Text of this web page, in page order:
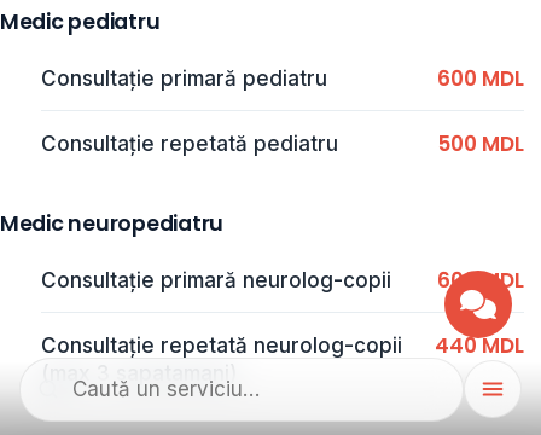
Medic pediatru
Consultaţie primară pediatru 600 MDL
Consultaţie repetată pediatru 500 MDL
Medic neuropediatru
Consultaţie primară neurolog-copii 600 MDL
Consultaţie repetată neurolog-copii
440 MDL